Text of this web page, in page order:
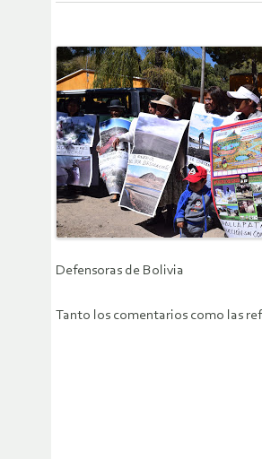
Defensoras de Bolivia
Tanto los comentarios como las